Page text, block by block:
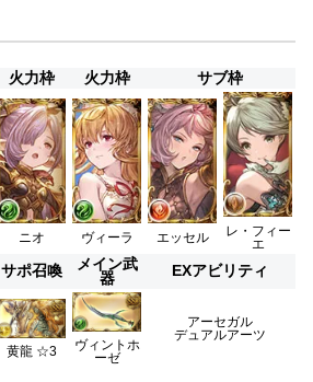
火力枠 火力枠 サブ枠
ニオ ヴィーラ エッセル
レ・フィー
エ
サポ召喚
メイン武
器
EXアビリティ
黄龍 ☆3
ヴィントホ
ーゼ
アーセガル
デュアルアーツ